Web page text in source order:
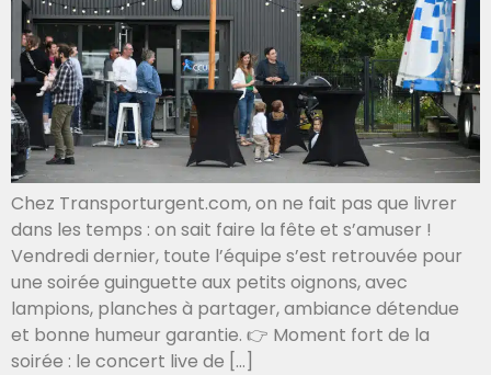
Chez Transporturgent.com, on ne fait pas que livrer
dans les temps : on sait faire la fête et s’amuser !
Vendredi dernier, toute l’équipe s’est retrouvée pour
une soirée guinguette aux petits oignons, avec
lampions, planches à partager, ambiance détendue
et bonne humeur garantie. 👉 Moment fort de la
soirée : le concert live de […]